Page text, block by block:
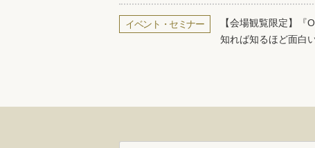
イベント・セミナー
【会場観覧限定】
知れば知るほど面白